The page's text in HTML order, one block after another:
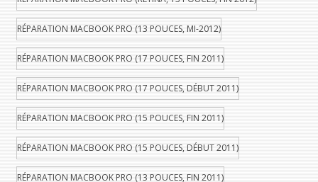
RÉPARATION MACBOOK PRO (13 POUCES, MI-2012)
RÉPARATION MACBOOK PRO (17 POUCES, FIN 2011)
RÉPARATION MACBOOK PRO (17 POUCES, DÉBUT 2011)
RÉPARATION MACBOOK PRO (15 POUCES, FIN 2011)
RÉPARATION MACBOOK PRO (15 POUCES, DÉBUT 2011)
RÉPARATION MACBOOK PRO (13 POUCES, FIN 2011)